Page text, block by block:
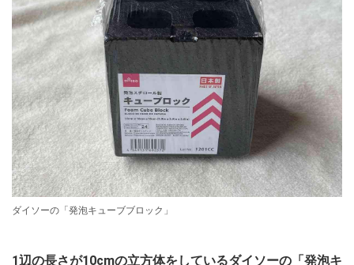
ダイソーの「発泡キューブブロック」
1辺の長さが10cmの立方体をしているダイソーの「発泡キ